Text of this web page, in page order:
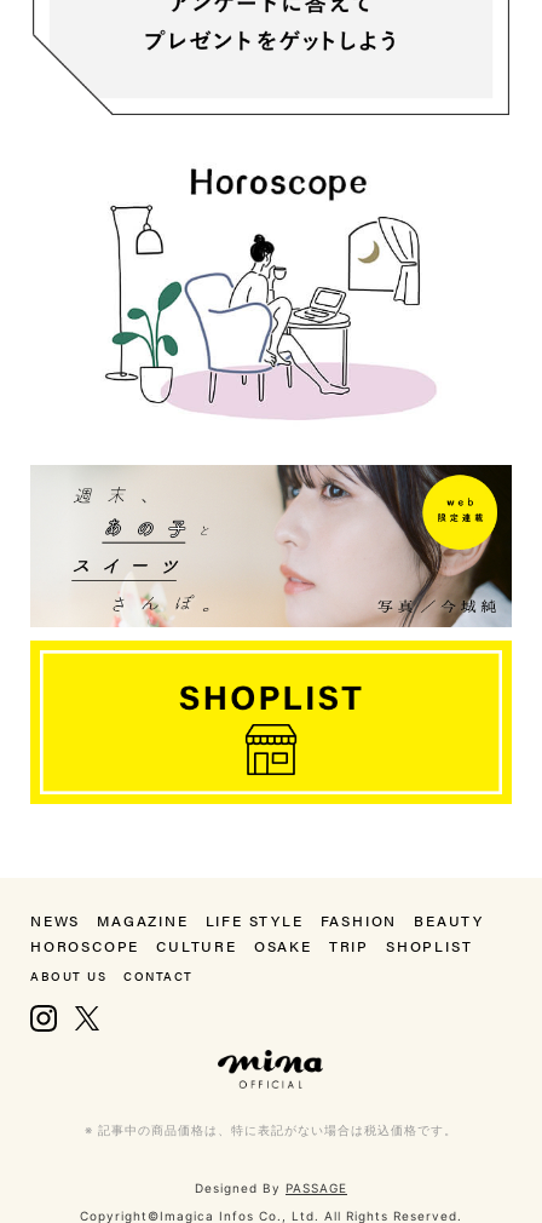
NEWS MAGAZINE LIFE STYLE FASHION
BEAUTY
HOROSCOPE
CULTURE OSAKE TRIP SHOPLIST
ABOUT US CONTACT
Instagram
※ 記事中の商品価格は、特に表記がない場合は税込価格です。
Designed By PASSAGE
Copyright©Imagica Infos Co., Ltd. All Rights Reserved.